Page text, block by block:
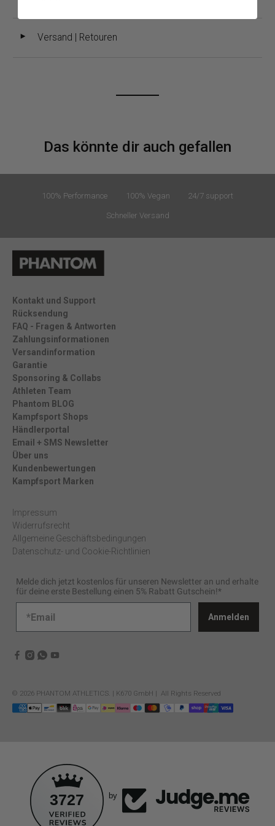
◄ Versand | Retouren
Das könnte dir auch gefallen
100% Performance 100% Vegan 24/7 support
Schneller Versand
Kontakt und Support
Rücksendung
FAQ - Fragen & Antworten
Zahlungsinformationen
Versandinformation
Garantie
Sponsoring & Collabs
Athleten Team
Phantom BLOG
Kampfsport Shops
Händlerportal
Email + SMS Newsletter
Über uns
Kundenbewertungen
Kampfsport Marken
Impressum
Widerrufsrecht
Allgemeine Geschäftsbedingungen
Datenschutz- und Cookie-Richtlinien
Melde dich jetzt kostenlos für unseren Newsletter an und erhalte
für deine erste Bestellung einen 5% Rabatt Gutschein!*
Anmelden
© 2026 PHANTOM ATHLETICS. | K670 GmbH | All Rights Reserved
3727 by